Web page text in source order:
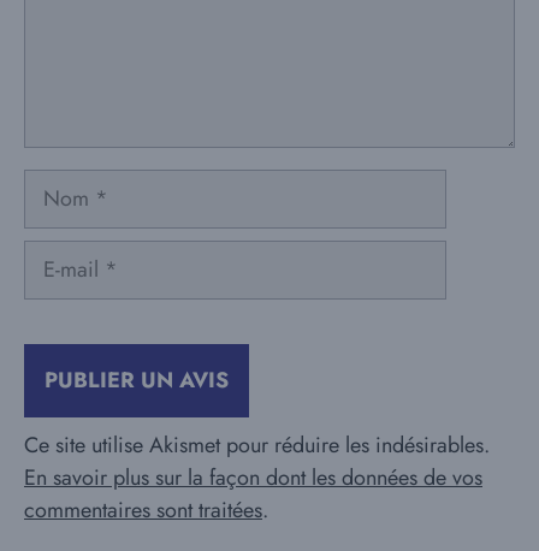
Nom
mail
Ce site utilise Akismet pour réduire les indésirables.
En savoir plus sur la façon dont les données de vos
commentaires sont traitées.